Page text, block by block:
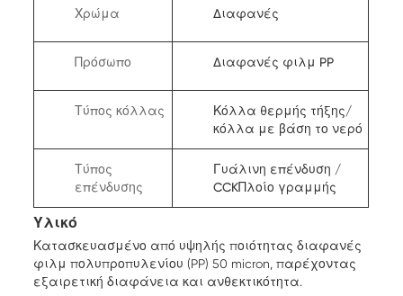
Χρώμα Διαφανές
Πρόσωπο Διαφανές φιλμ PP
Τύπος κόλλας
Κόλλα θερμής τήξης/
κόλλα με βάση το νερό
Τύπος
επένδυσης
Γυάλινη επένδυση /
CCKΠλοίο γραμμής
Υλικό
Κατασκευασμένο από υψηλής ποιότητας διαφανές
φιλμ πολυπροπυλενίου (PP) 50 micron, παρέχοντας
εξαιρετική διαφάνεια και ανθεκτικότητα.